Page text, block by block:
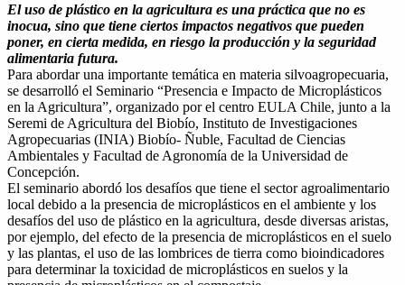
El uso de plástico en la agricultura es una práctica que no es
inocua, sino que tiene ciertos impactos negativos que pueden
poner, en cierta medida, en riesgo la producción y la seguridad
alimentaria futura.
Para abordar una importante temática en materia silvoagropecuaria,
se desarrolló el Seminario “Presencia e Impacto de Microplásticos
en la Agricultura”, organizado por el centro EULA Chile, junto a la
Seremi de Agricultura del Biobío, Instituto de Investigaciones
Agropecuarias (INIA) Biobío- Ñuble, Facultad de Ciencias
Ambientales y Facultad de Agronomía de la Universidad de
Concepción.
El seminario abordó los desafíos que tiene el sector agroalimentario
local debido a la presencia de microplásticos en el ambiente y los
desafíos del uso de plástico en la agricultura, desde diversas aristas,
por ejemplo, del efecto de la presencia de microplásticos en el suelo
y las plantas, el uso de las lombrices de tierra como bioindicadores
para determinar la toxicidad de microplásticos en suelos y la